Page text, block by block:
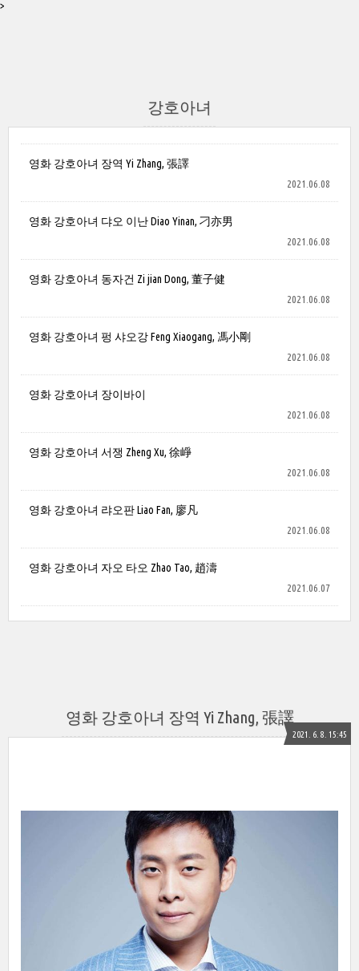
>
강호아녀
영화 강호아녀 장역 Yi Zhang, 張譯
2021.06.08
영화 강호아녀 댜오 이난 Diao Yinan, 刁亦男
2021.06.08
영화 강호아녀 동자건 Zi jian Dong, 董子健
2021.06.08
영화 강호아녀 펑 샤오강 Feng Xiaogang, 馮小剛
2021.06.08
영화 강호아녀 장이바이
2021.06.08
영화 강호아녀 서쟁 Zheng Xu, 徐崢
2021.06.08
영화 강호아녀 랴오판 Liao Fan, 廖凡
2021.06.08
영화 강호아녀 자오 타오 Zhao Tao, 趙濤
2021.06.07
영화 강호아녀 장역 Yi Zhang, 張譯
2021. 6. 8. 15:45